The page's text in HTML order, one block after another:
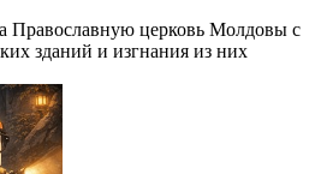
Православную церковь Молдовы с
зданий и изгнания из них